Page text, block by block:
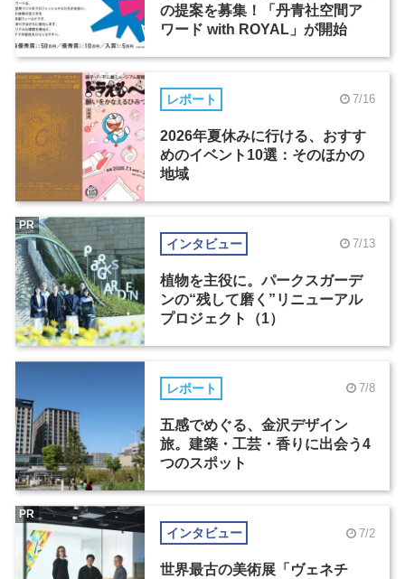
の提案を募集！「丹青社空間ア
ワード with ROYAL」が開始
レポート 7/16
2026年夏休みに行ける、おすす
めのイベント10選：そのほかの
地域
インタビュー 7/13
植物を主役に。パークスガーデ
ンの“残して磨く”リニューアル
プロジェクト（1）
PR
レポート 7/8
五感でめぐる、金沢デザイン
旅。建築・工芸・香りに出会う4
つのスポット
インタビュー 7/2
世界最古の美術展「ヴェネチ
PR